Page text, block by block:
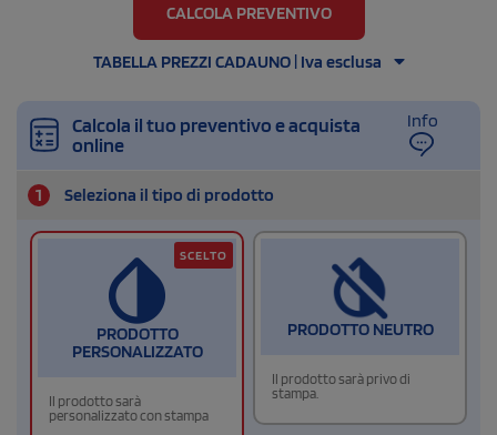
CALCOLA PREVENTIVO
TABELLA PREZZI CADAUNO | Iva esclusa
Calcola il tuo preventivo e acquista
online
Info
1 Seleziona il tipo di prodotto
PRODOTTO
PERSONALIZZATO
Il prodotto sarà
personalizzato con stampa
SCELTO
PRODOTTO NEUTRO
Il prodotto sarà privo di
stampa.